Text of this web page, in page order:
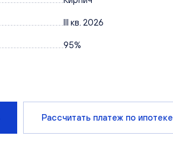
III кв. 2026
95%
Рассчитать платеж по ипотеке